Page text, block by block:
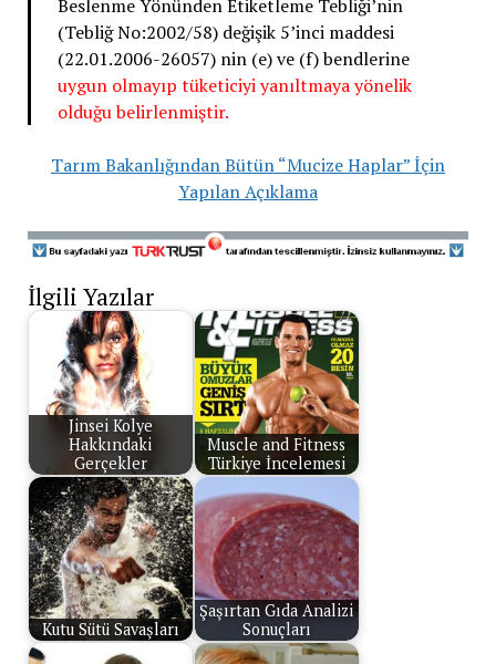
Beslenme Yönünden Etiketleme Tebliği’nin
(Tebliğ No:2002/58) değişik 5’inci maddesi
(22.01.2006-26057) nin (e) ve (f) bendlerine
uygun olmayıp tüketiciyi yanıltmaya yönelik
olduğu belirlenmiştir.
Tarım Bakanlığından Bütün “Mucize Haplar” İçin
Yapılan Açıklama
İlgili Yazılar
Jinsei Kolye
Hakkındaki
Gerçekler
Muscle and Fitness
Türkiye İncelemesi
Kutu Sütü Savaşları
Şaşırtan Gıda Analizi
Sonuçları